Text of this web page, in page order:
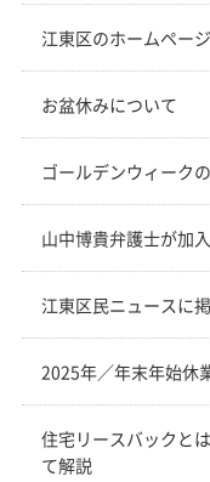
江東区のホームペー
お盆休みについて
ゴールデンウィーク
山中博貴弁護士が加
江東区民ニュースに
2025年／年末年始休
住宅リースバックと
て解説